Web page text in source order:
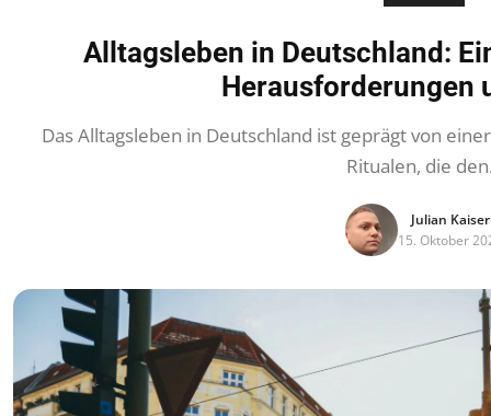
Alltagsleben in Deutschland:
Herausforderungen
Das Alltagsleben in Deutschland ist geprägt von
Ritualen, die
Julian Kaiser
15. Oktober